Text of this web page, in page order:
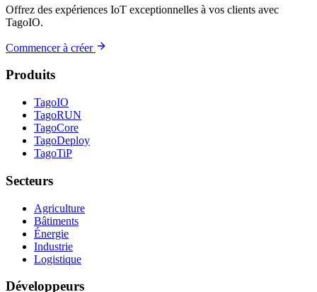
Offrez des expériences IoT exceptionnelles à vos clients avec
TagoIO.
Commencer à créer
Produits
TagoIO
TagoRUN
TagoCore
TagoDeploy
TagoTiP
Secteurs
Agriculture
Bâtiments
Énergie
Industrie
Logistique
Développeurs